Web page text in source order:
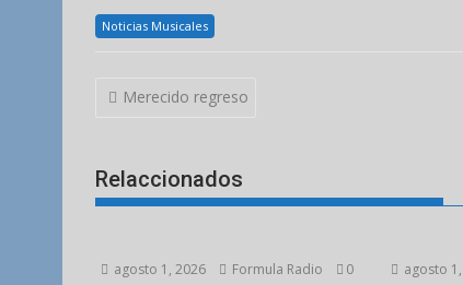
Noticias Musicales
Navegación
Merecido regreso
Relaccionados
agosto 1, 2026 Formula Radio 0 agosto